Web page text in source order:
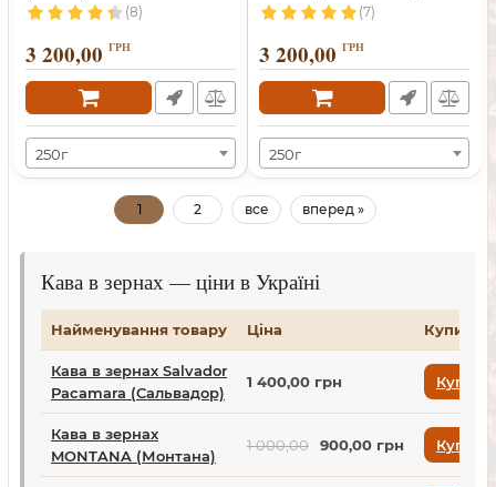
(8)
3 200,00 ГРН
250г
(7)
3 200,00 ГРН
250г
1 2 все вперед »
Кава в зернах — ціни в Україні
Найменування товару Ціна Купити
Кава в зернах Salvador
Pacamara (Сальвадор)
1 400,00 грн Купити
Кава в зернах
MONTANA (Монтана)
1 000,00 900,00 грн Купити